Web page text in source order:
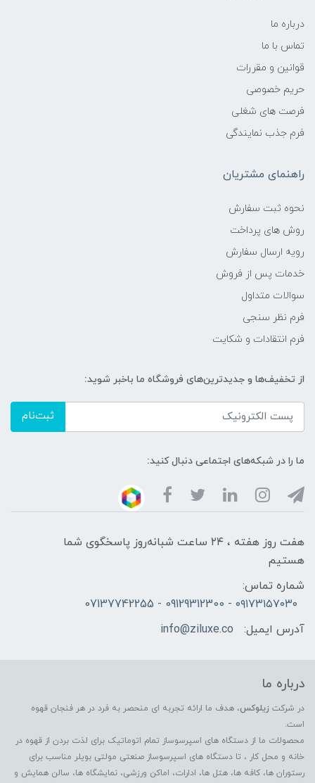
درباره ما
تماس با ما
قوانین و مقررات
حریم خصوصی
فرصت های شغلی
فرم جذب نمایندگی
راهنمای مشتریان
نحوه ثبت سفارش
روش های پرداخت
رویه ارسال سفارش
خدمات پس از فروش
سوالات متداول
فرم نظر سنجی
فرم انتقادات و شکایت
از تخفیف‌ها و جدیدترین‌های فروشگاه ما باخبر شوید:
ثبت‌نام
ما را در شبکه‌های اجتماعی دنبال کنید:
هفت روز هفته ، ۲۴ ساعت شبانه‌روز پاسخگوی شما
هستیم
شماره تماس:
۰۹۱۷۳۱۵۷۰۳۰ - 09129312300 - 07137742255
آدرس ایمیل:
info@ziluxe.co
درباره ما
در شرکت زیلوکس، هدف ما ارائه تجربه ای منحصر به فرد در هر فنجان قهوه
است.
محصولات ما از دستگاه های اسپرسوساز تمام اتوماتیک برای لذت بردن از قهوه در
خانه و محل کار ، تا دستگاه های اسپرسوساز صنعتی مولتی بویلر مناسب برای
رستوران ها، کافه ها، هتل ها، ادارات، اماکن ورزشی، نمایشگاه ها، سالن همایش و